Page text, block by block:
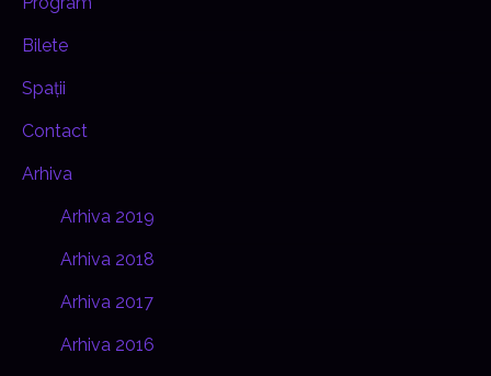
Bilete
Spații
Contact
Arhiva
Arhiva 2019
Arhiva 2018
Arhiva 2017
Arhiva 2016